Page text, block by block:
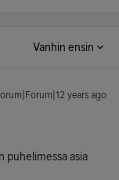
Vanhin ensin
years ago
puhelimessa asia